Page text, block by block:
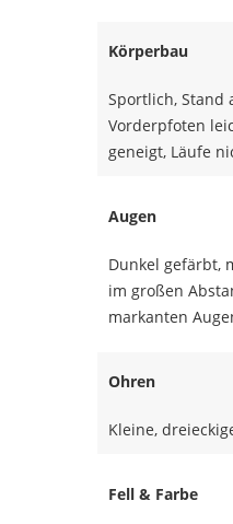
Körperbau
Sportlich, Stand
Vorderpfoten
geneigt, Läufe
Augen
Dunkel gefärbt,
im großen
markanten
Ohren
Kleine,
Fell & Farbe